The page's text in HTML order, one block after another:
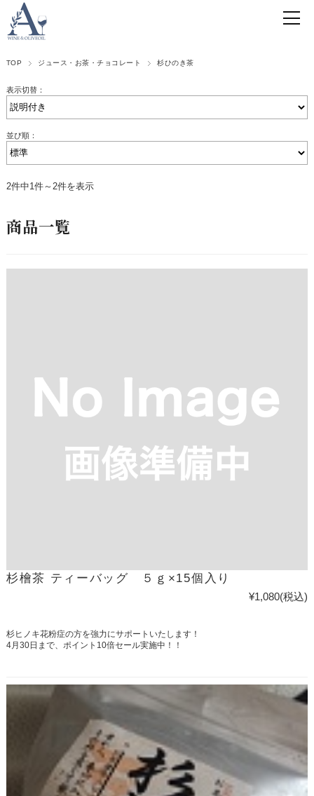
TOP ジュース・お茶・チョコレート 杉ひのき茶
表示切替：
並び順：
2件中1件～2件を表示
商品一覧
杉檜茶 ティーバッグ ５ｇ×15個入り
¥1,080(税込)
杉ヒノキ花粉症の方を強力にサポートいたします！
4月30日まで、ポイント10倍セール実施中！！